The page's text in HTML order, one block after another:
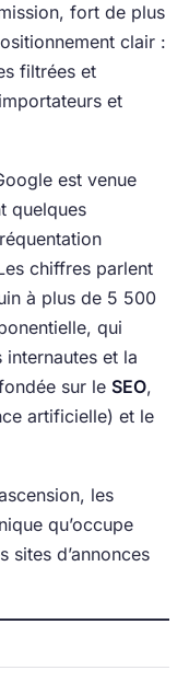
fort de plus
clair :
filtrées et
et
est venue
quelques
chiffres parlent
à plus de 5 500
qui
et la
sur le SEO,
artificielle) et le
les
qu’occupe
sites d’annonces